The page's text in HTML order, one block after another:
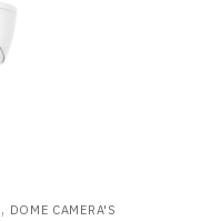
, DOME CAMERA'S